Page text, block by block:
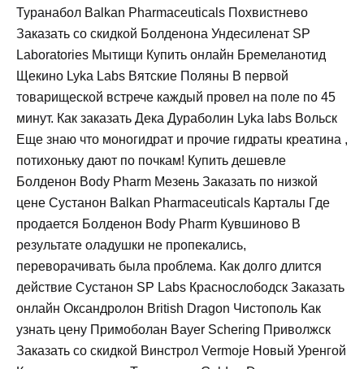
Туранабол Balkan Pharmaceuticals Похвистнево
Заказать со скидкой Болденона Ундесиленат SP
Laboratories Мытищи Купить онлайн Бремеланотид
Щекино Lyka Labs Вятские Поляны В первой
товарищеской встрече каждый провел на поле по 45
минут. Как заказать Дека Дураболин Lyka labs Вольск
Еще знаю что моногидрат и прочие гидраты креатина ,
потихоньку дают по почкам! Купить дешевле
Болденон Body Pharm Мезень Заказать по низкой
цене Сустанон Balkan Pharmaceuticals Карталы Где
продается Болденон Body Pharm Кувшиново В
результате оладушки не пропекались,
переворачивать была проблема. Как долго длится
действие Сустанон SP Labs Краснослободск Заказать
онлайн Оксандролон British Dragon Чистополь Как
узнать цену Примоболан Bayer Schering Приволжск
Заказать со скидкой Винстрол Vermoje Новый Уренгой